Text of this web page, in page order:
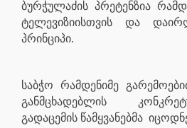
ბურჭულაძის პრეტენზია
ტელევიზიისთვის და
პრინციპი.
საბჭო რამდენიმე
განმცხადებლის
გადაცემის წამყვანებმა